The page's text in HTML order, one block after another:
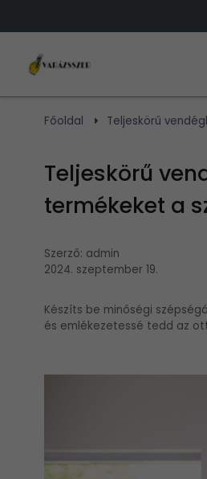
Főoldal Teljeskörű
Teljeskörű
termékeket a
Szerző: admin
2024. szeptember 19.
Készíts be minőségi
és emlékezetessé tedd az